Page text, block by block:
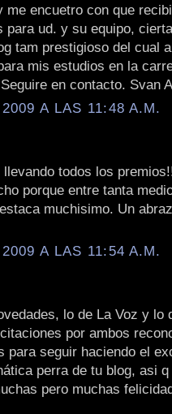
me encuetro con que
para ud. y su equipo,
tam prestigioso del cual
mis estudios en la
en contacto. Svan
A LAS 11:48 A.M.
todos los
porque entre tanta
muchisimo. Un
A LAS 11:54 A.M.
lo de La Voz y lo
por ambos
para seguir haciendo el
perra de tu blog, asi
pero muchas